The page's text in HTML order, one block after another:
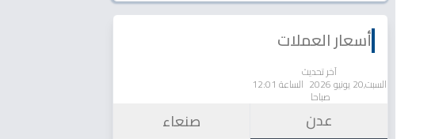
أسعار العملات
آخر تحديث
السبت,20 يونيو 2026 الساعة 12:01
صباحا
عدن صنعاء